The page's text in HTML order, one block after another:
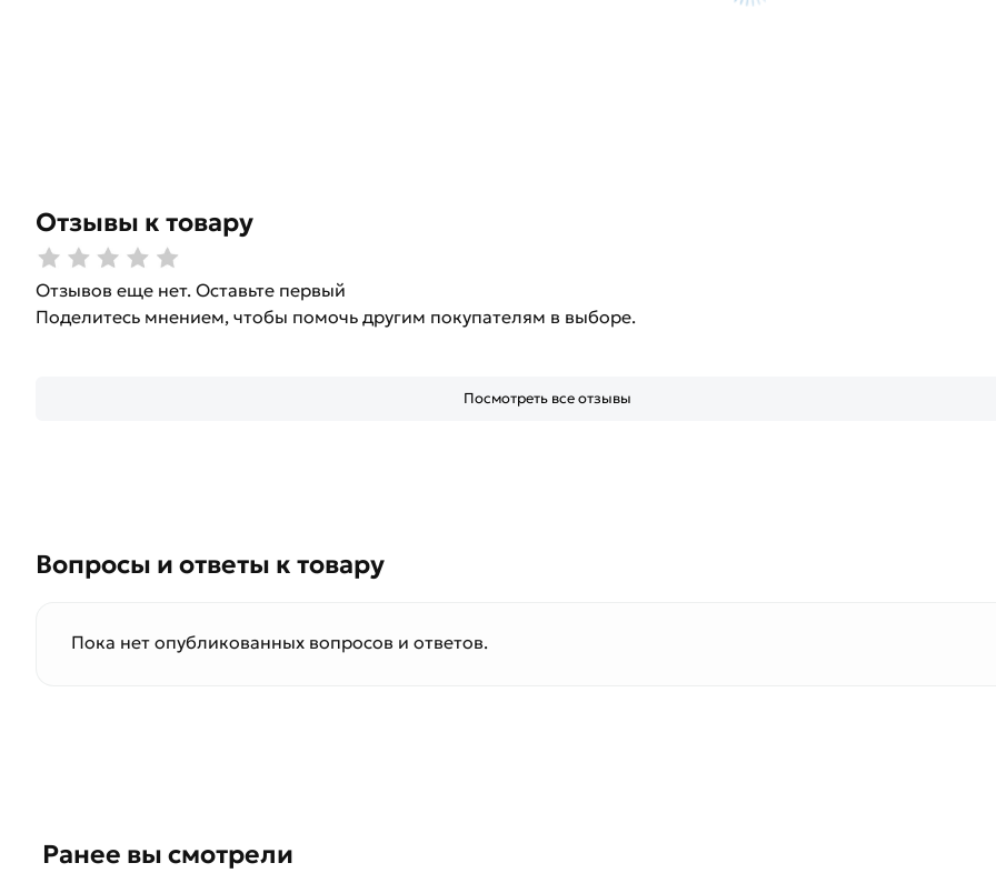
Отзывы к товару
Отзывов еще нет. Оставьте первый
Поделитесь мнением, чтобы помочь другим покупателям в выборе.
Посмотреть все отзывы
Вопросы и ответы к товару
Пока нет опубликованных вопросов и ответов.
Ранее вы смотрели